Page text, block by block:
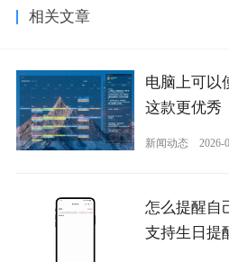
相关文章
电脑上可以
这款更优秀
新闻动态 2026-
怎么提醒自
支持生日提